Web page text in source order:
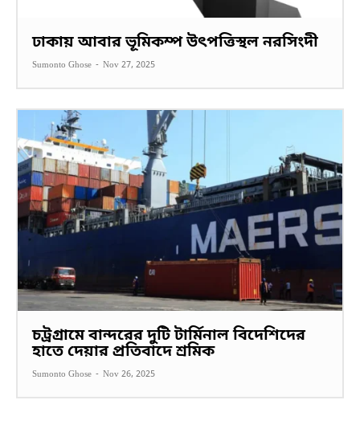
ঢাকায় আবার ভূমিকম্প উৎপত্তিস্থল নরসিংদী
Sumonto Ghose - Nov 27, 2025
চট্রগ্রামে বান্দরের দুটি টার্মিনাল বিদেশিদের
হাতে দেয়ার প্রতিবাদে শ্রমিক
Sumonto Ghose - Nov 26, 2025